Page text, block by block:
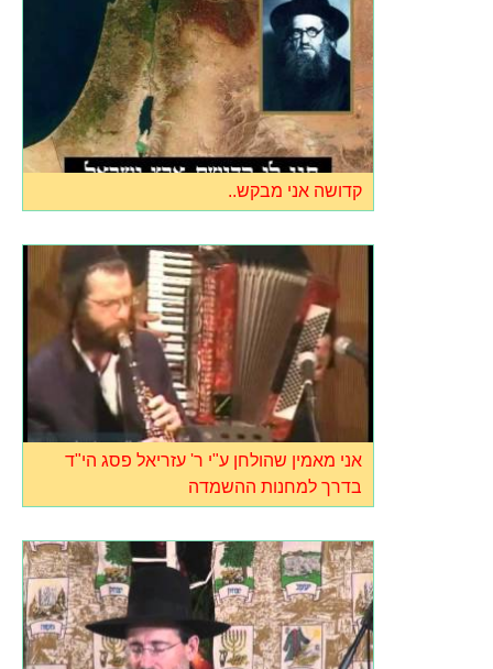
קדושה אני מבקש..
אני מאמין שהולחן ע"י ר' עזריאל פסג הי"ד
בדרך למחנות ההשמדה